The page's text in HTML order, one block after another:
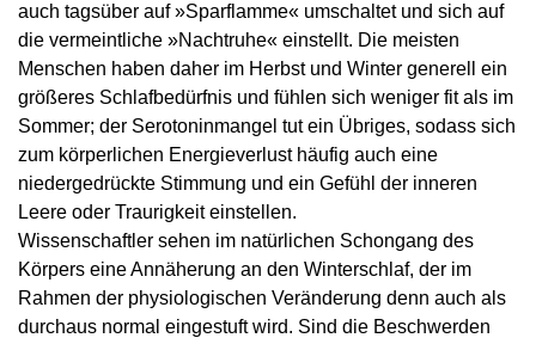
auch tagsüber auf »Sparflamme« umschaltet und sich auf
die vermeintliche »Nachtruhe« einstellt. Die meisten
Menschen haben daher im Herbst und Winter generell ein
größeres Schlafbedürfnis und fühlen sich weniger fit als im
Sommer; der Serotoninmangel tut ein Übriges, sodass sich
zum körperlichen Energieverlust häufig auch eine
niedergedrückte Stimmung und ein Gefühl der inneren
Leere oder Traurigkeit einstellen.
Wissenschaftler sehen im natürlichen Schongang des
Körpers eine Annäherung an den Winterschlaf, der im
Rahmen der physiologischen Veränderung denn auch als
durchaus normal eingestuft wird. Sind die Beschwerden